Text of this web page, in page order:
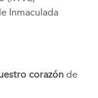
Inmaculada
corazón de